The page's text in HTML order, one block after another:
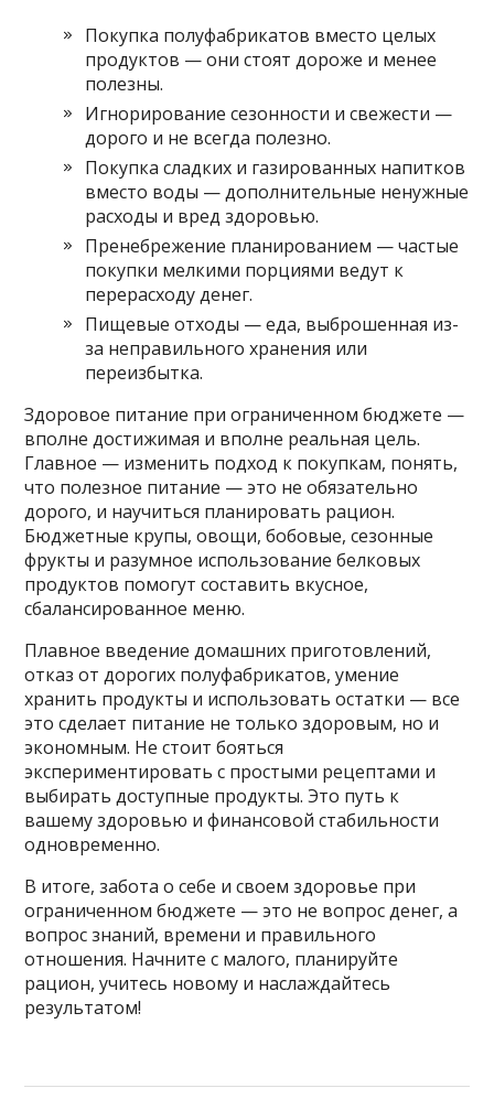
Покупка полуфабрикатов вместо целых
продуктов — они стоят дороже и менее
полезны.
Игнорирование сезонности и свежести —
дорого и не всегда полезно.
Покупка сладких и газированных напитков
вместо воды — дополнительные ненужные
расходы и вред здоровью.
Пренебрежение планированием — частые
покупки мелкими порциями ведут к
перерасходу денег.
Пищевые отходы — еда, выброшенная из-
за неправильного хранения или
переизбытка.
Здоровое питание при ограниченном бюджете —
вполне достижимая и вполне реальная цель.
Главное — изменить подход к покупкам, понять,
что полезное питание — это не обязательно
дорого, и научиться планировать рацион.
Бюджетные крупы, овощи, бобовые, сезонные
фрукты и разумное использование белковых
продуктов помогут составить вкусное,
сбалансированное меню.
Плавное введение домашних приготовлений,
отказ от дорогих полуфабрикатов, умение
хранить продукты и использовать остатки — все
это сделает питание не только здоровым, но и
экономным. Не стоит бояться
экспериментировать с простыми рецептами и
выбирать доступные продукты. Это путь к
вашему здоровью и финансовой стабильности
одновременно.
В итоге, забота о себе и своем здоровье при
ограниченном бюджете — это не вопрос денег, а
вопрос знаний, времени и правильного
отношения. Начните с малого, планируйте
рацион, учитесь новому и наслаждайтесь
результатом!